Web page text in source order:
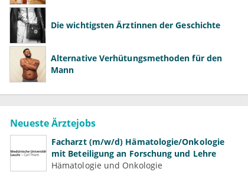
Die wichtigsten Ärztinnen der Geschichte
Alternative Verhütungsmethoden für den
Mann
Neueste Ärztejobs
Facharzt (m/w/d) Hämatologie/Onkologie
mit Beteiligung an Forschung und Lehre
Hämatologie und Onkologie